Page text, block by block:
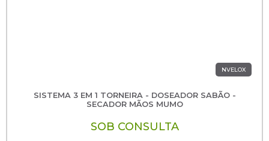
NVELOX
SISTEMA 3 EM 1 TORNEIRA - DOSEADOR SABÃO -
SECADOR MÃOS MUMO
SOB CONSULTA